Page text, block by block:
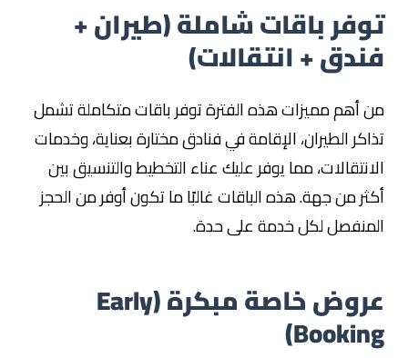
توفر باقات شاملة (طيران +
فندق + انتقالات)
من أهم مميزات هذه الفترة توفر باقات متكاملة تشمل
تذاكر الطيران، الإقامة في فنادق مختارة بعناية، وخدمات
الانتقالات، مما يوفر عليك عناء التخطيط والتنسيق بين
أكثر من جهة. هذه الباقات غالبًا ما تكون أوفر من الحجز
المنفصل لكل خدمة على حدة.
عروض خاصة مبكرة (Early
Booking)